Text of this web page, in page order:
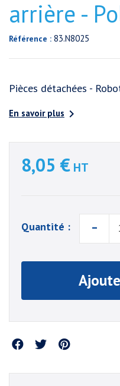
arrière -
Référence : 83.N8025
Pièces détachées -
En savoir plus 
8,05 € HT
Quantité : -
Partager